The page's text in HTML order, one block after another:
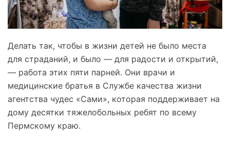
Делать так, чтобы в жизни детей не было места
для страданий, и было — для радости и открытий,
— работа этих пяти парней. Они врачи и
медицинские братья в Службе качества жизни
агентства чудес «Сами», которая поддерживает на
дому десятки тяжелобольных ребят по всему
Пермскому краю.